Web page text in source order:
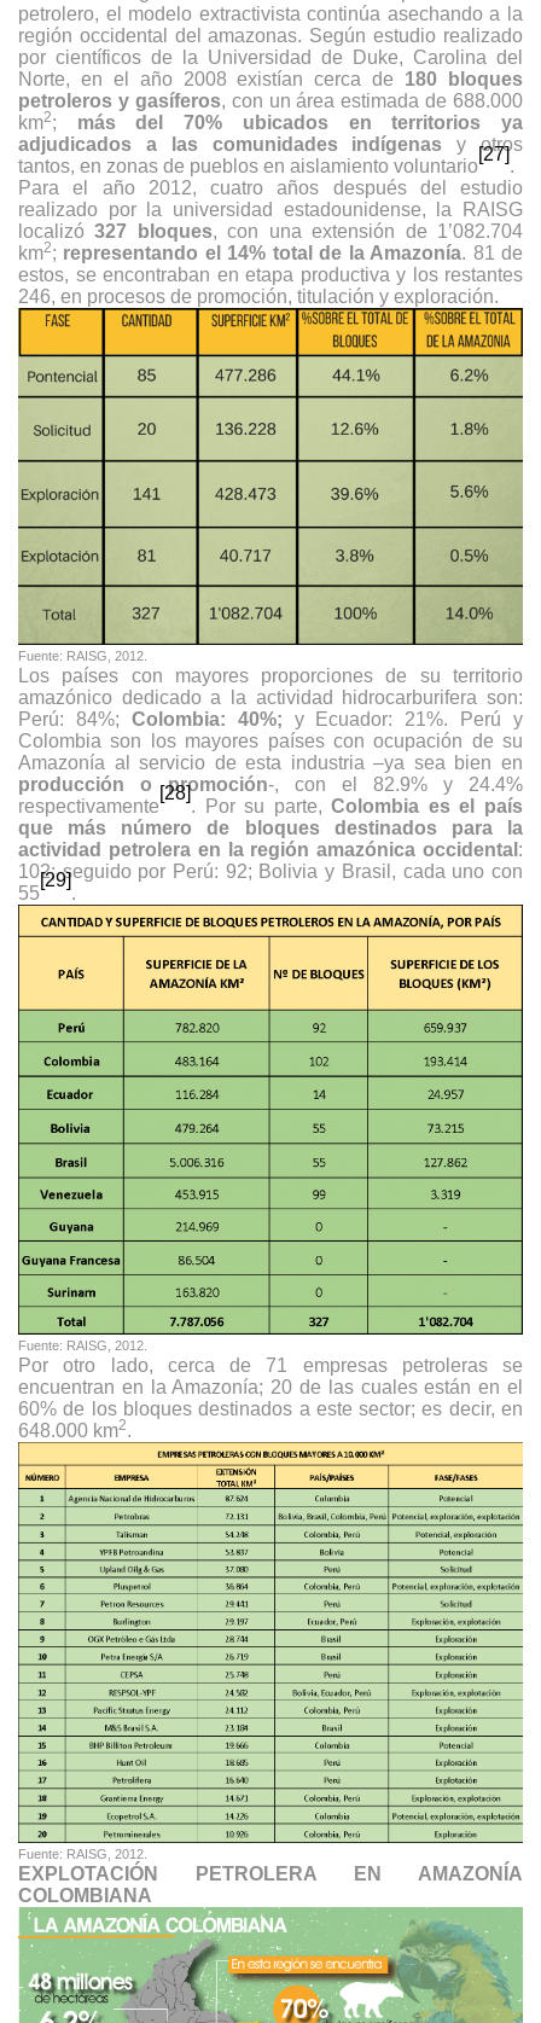
petrolero, el modelo extractivista continúa asechando a la
región occidental del amazonas. Según estudio realizado
por científicos de la Universidad de Duke, Carolina del
Norte, en el año 2008 existían cerca de 180 bloques
petroleros y gasíferos, con un área estimada de 688.000
km2; más del 70% ubicados en territorios ya
adjudicados a las comunidades indígenas y otros
tantos, en zonas de pueblos en aislamiento voluntario
[27]
.
Para el año 2012, cuatro años después del estudio
realizado por la universidad estadounidense, la RAISG
localizó327 bloques, con una extensión de 1’082.704
km2; representando el 14% total de la Amazonía. 81 de
estos, se encontraban en etapa productiva y los restantes
246, en procesos de promoción, titulación y exploración.
Fuente: RAISG, 2012.
Los países con mayores proporciones de su territorio
amazónico dedicado a la actividad hidrocarburifera son:
Perú: 84%; Colombia: 40%; y Ecuador: 21%. Perú y
Colombia son los mayores países con ocupación de su
Amazonía al servicio de esta industria –ya sea bien en
producción o promoción-, con el 82.9% y 24.4%
respectivamente
[28]
. Por su parte,Colombia es el país
que más número de bloques destinados para la
actividad petrolera en la región amazónica occidental :
102; seguido por Perú: 92; Bolivia y Brasil, cada uno con
55
[29]
.
Fuente: RAISG, 2012.
Por otro lado, cerca de 71 empresas petroleras se
encuentran en la Amazonía; 20 de las cuales están en el
60% de los bloques destinados a este sector; es decir, en
648.000 km2.
Fuente: RAISG, 2012.
EXPLOTACIÓN PETROLERA EN AMAZONÍA
COLOMBIANA